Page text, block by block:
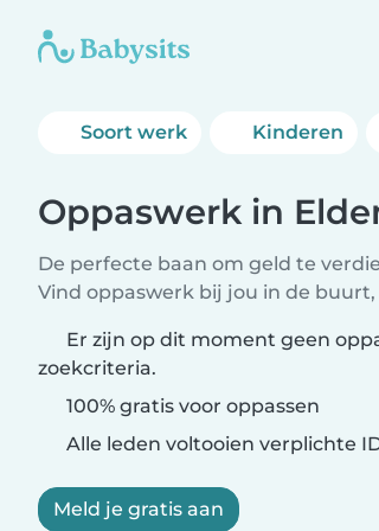
Soort werk Kinderen
Oppaswerk in
De perfecte baan om geld te
Vind oppaswerk bij jou in de
Er zijn op dit moment geen
zoekcriteria.
100% gratis voor oppassen
Alle leden voltooien verplichte
Meld je gratis aan